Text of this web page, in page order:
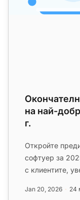
на най-
г.
Откройте
софтуер за
с клиентите,
Jan 20, 2026 24